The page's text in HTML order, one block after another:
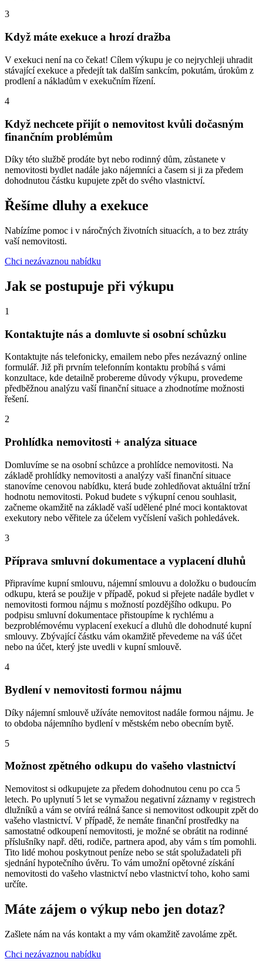
3
Když máte exekuce a hrozí dražba
V exekuci není na co čekat! Cílem výkupu je co nejrychleji uhradit
stávající exekuce a předejít tak dalším sankcím, pokutám, úrokům z
prodlení a nákladům v exekučním řízení.
4
Když nechcete přijít o nemovitost kvůli dočasným
finančním problémům
Díky této službě prodáte byt nebo rodinný dům, zůstanete v
nemovitosti bydlet nadále jako nájemníci a časem si ji za předem
dohodnutou částku kupujete zpět do svého vlastnictví.
Řešíme dluhy a exekuce
Nabízíme pomoc i v náročných životních situacích, a to bez ztráty
vaší nemovitosti.
Chci nezávaznou nabídku
Jak se postupuje při výkupu
1
Kontaktujte nás a domluvte si osobní schůzku
Kontaktujte nás telefonicky, emailem nebo přes nezávazný online
formulář. Již při prvním telefonním kontaktu probíhá s vámi
konzultace, kde detailně probereme důvody výkupu, provedeme
předběžnou analýzu vaší finanční situace a zhodnotíme možnosti
řešení.
2
Prohlídka nemovitosti + analýza situace
Domluvíme se na osobní schůzce a prohlídce nemovitosti. Na
základě prohlídky nemovitosti a analýzy vaší finanční situace
stanovíme cenovou nabídku, která bude zohledňovat aktuální tržní
hodnotu nemovitosti. Pokud budete s výkupní cenou souhlasit,
začneme okamžitě na základě vaší udělené plné moci kontaktovat
exekutory nebo věřitele za účelem vyčíslení vašich pohledávek.
3
Příprava smluvní dokumentace a vyplacení dluhů
Připravíme kupní smlouvu, nájemní smlouvu a doložku o budoucím
odkupu, která se použije v případě, pokud si přejete nadále bydlet v
nemovitosti formou nájmu s možností pozdějšího odkupu. Po
podpisu smluvní dokumentace přistoupíme k rychlému a
bezproblémovému vyplacení exekucí a dluhů dle dohodnuté kupní
smlouvy. Zbývající částku vám okamžitě převedeme na váš účet
nebo na účet, který jste uvedli v kupní smlouvě.
4
Bydlení v nemovitosti formou nájmu
Díky nájemní smlouvě užíváte nemovitost nadále formou nájmu. Je
to obdoba nájemního bydlení v městském nebo obecním bytě.
5
Možnost zpětného odkupu do vašeho vlastnictví
Nemovitost si odkupujete za předem dohodnutou cenu po cca 5
letech. Po uplynutí 5 let se vymažou negativní záznamy v registrech
dlužníků a vám se otvírá reálná šance si nemovitost odkoupit zpět do
vašeho vlastnictví. V případě, že nemáte finanční prostředky na
samostatné odkoupení nemovitosti, je možné se obrátit na rodinné
příslušníky např. děti, rodiče, partnera apod, aby vám s tím pomohli.
Tito lidé mohou poskytnout peníze nebo se stát spolužadateli při
sjednání hypotečního úvěru. To vám umožní opětovné získání
nemovitosti do vašeho vlastnictví nebo vlastnictví toho, koho sami
určíte.
Máte zájem o výkup nebo jen dotaz?
Zašlete nám na vás kontakt a my vám okamžitě zavoláme zpět.
Chci nezávaznou nabídku